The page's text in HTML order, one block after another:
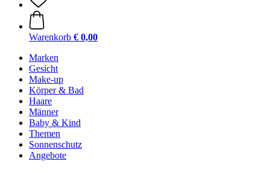
Warenkorb € 0,00
Marken
Gesicht
Make-up
Körper & Bad
Haare
Männer
Baby & Kind
Themen
Sonnenschutz
Angebote